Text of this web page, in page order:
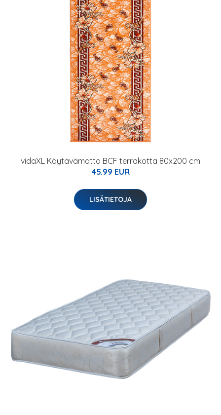
vidaXL Käytävämatto BCF terrakotta 80x200 cm
45.99 EUR
LISÄTIETOJA